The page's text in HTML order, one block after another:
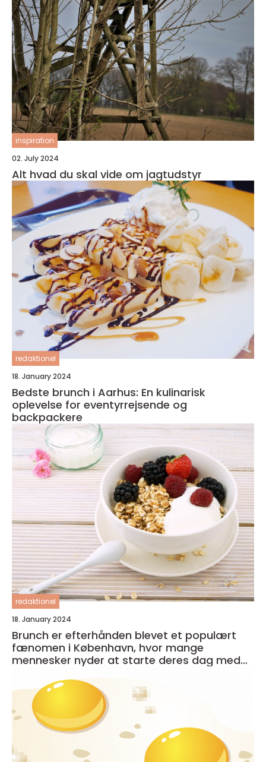
inspiration
02. July 2024
Alt hvad du skal vide om jagtudstyr
redaktionel
18. January 2024
Bedste brunch i Aarhus: En kulinarisk
oplevelse for eventyrrejsende og
backpackere
redaktionel
18. January 2024
Brunch er efterhånden blevet et populært
fænomen i København, hvor mange
mennesker nyder at starte deres dag med